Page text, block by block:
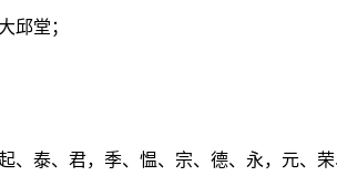
邱堂；
泰、君，季、愠、宗、德、永，元、